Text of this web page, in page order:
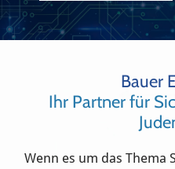
Bauer
Ihr Partner für
Wenn es um das Thema